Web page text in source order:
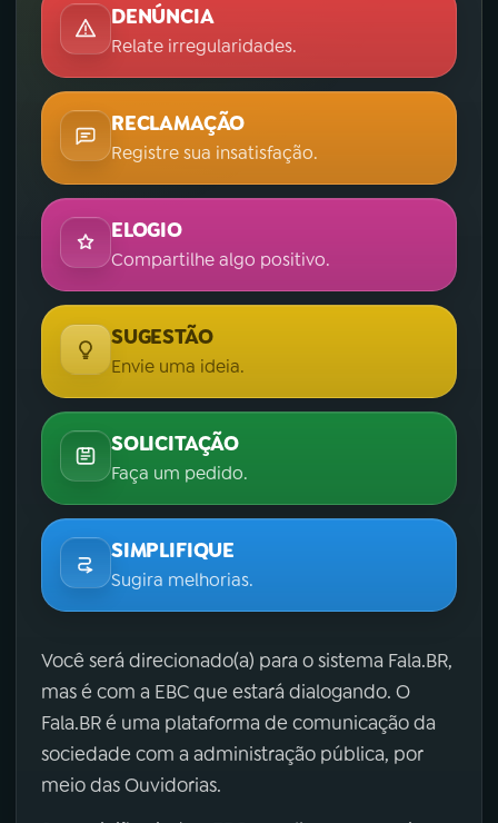
DENÚNCIA
Relate irregularidades.
RECLAMAÇÃO
Registre sua insatisfação.
ELOGIO
Compartilhe algo positivo.
SUGESTÃO
Envie uma ideia.
SOLICITAÇÃO
Faça um pedido.
SIMPLIFIQUE
Sugira melhorias.
Você será direcionado(a) para o sistema Fala.BR,
mas é com a EBC que estará dialogando. O
Fala.BR é uma plataforma de comunicação da
sociedade com a administração pública, por
meio das Ouvidorias.